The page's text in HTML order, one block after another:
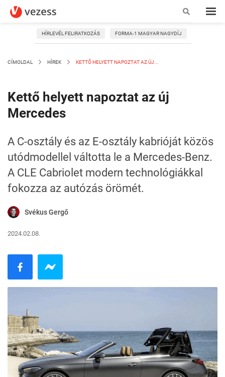
HÍRLEVÉL FELIRATKOZÁS FORMA-1 MAGYAR NAGYDÍJ
CÍMOLDAL HÍREK KETTŐ HELYETT NAPOZTAT AZ ÚJ...
Kettő helyett napoztat az új
Mercedes
A C-osztály és az E-osztály kabrióját közös
utódmodellel váltotta le a Mercedes-Benz.
A CLE Cabriolet modern technológiákkal
fokozza az autózás örömét.
Svékus Gergő
2024.02.08.